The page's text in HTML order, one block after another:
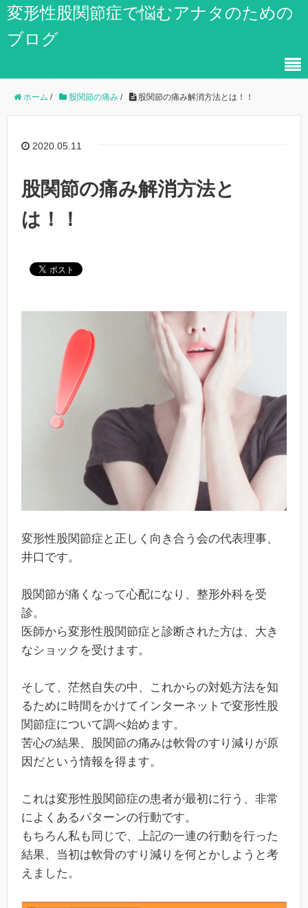
変形性股関節症で悩むアナタのための
ブログ
ホーム / 股関節の痛み / 股関節の痛み解消方法とは！！
2020.05.11
股関節の痛み解消方法と
は！！
変形性股関節症と正しく向き合う会の代表理事、
井口です。
股関節が痛くなって心配になり、整形外科を受
診。
医師から変形性股関節症と診断された方は、大き
なショックを受けます。
そして、茫然自失の中、これからの対処方法を知
るために時間をかけてインターネットで変形性股
関節症について調べ始めます。
苦心の結果、股関節の痛みは軟骨のすり減りが原
因だという情報を得ます。
これは変形性股関節症の患者が最初に行う、非常
によくあるパターンの行動です。
もちろん私も同じで、上記の一連の行動を行った
結果、当初は軟骨のすり減りを何とかしようと考
えました。